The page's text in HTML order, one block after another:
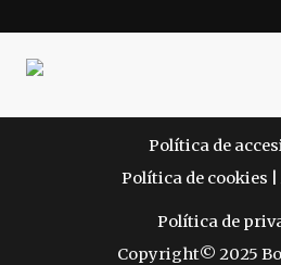
Política de
Política de cookies
Política de
Copyright© 2025